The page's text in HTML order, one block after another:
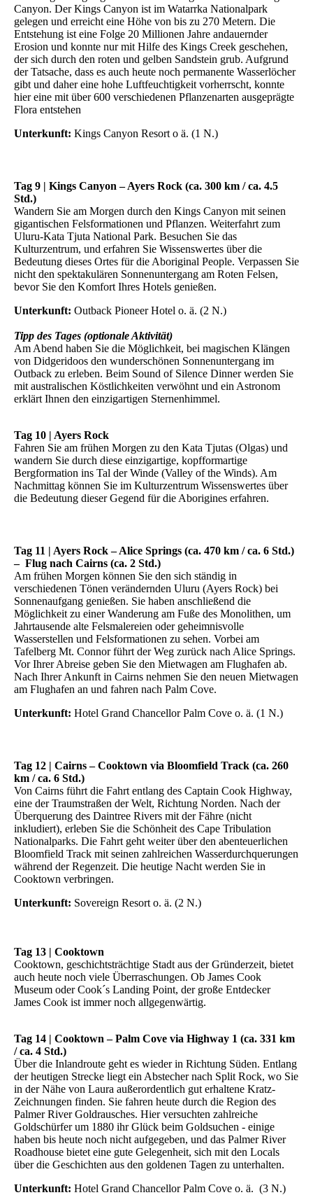
Canyon. Der Kings Canyon ist im Watarrka Nationalpark
gelegen und erreicht eine Höhe von bis zu 270 Metern. Die
Entstehung ist eine Folge 20 Millionen Jahre andauernder
Erosion und konnte nur mit Hilfe des Kings Creek geschehen,
der sich durch den roten und gelben Sandstein grub. Aufgrund
der Tatsache, dass es auch heute noch permanente Wasserlöcher
gibt und daher eine hohe Luftfeuchtigkeit vorherrscht, konnte
hier eine mit über 600 verschiedenen Pflanzenarten ausgeprägte
Flora entstehen
Unterkunft: Kings Canyon Resort o ä. (1 N.)
Tag 9 | Kings Canyon – Ayers Rock (ca. 300 km / ca. 4.5
Std.)
Wandern Sie am Morgen durch den Kings Canyon mit seinen
gigantischen Felsformationen und Pflanzen. Weiterfahrt zum
Uluru-Kata Tjuta National Park. Besuchen Sie das
Kulturzentrum, und erfahren Sie Wissenswertes über die
Bedeutung dieses Ortes für die Aboriginal People. Verpassen Sie
nicht den spektakulären Sonnenuntergang am Roten Felsen,
bevor Sie den Komfort Ihres Hotels genießen.
Unterkunft: Outback Pioneer Hotel o. ä. (2 N.)
Tipp des Tages (optionale Aktivität)
Am Abend haben Sie die Möglichkeit, bei magischen Klängen
von Didgeridoos den wunderschönen Sonnenuntergang im
Outback zu erleben. Beim Sound of Silence Dinner werden Sie
mit australischen Köstlichkeiten verwöhnt und ein Astronom
erklärt Ihnen den einzigartigen Sternenhimmel.
Tag 10 | Ayers Rock
Fahren Sie am frühen Morgen zu den Kata Tjutas (Olgas) und
wandern Sie durch diese einzigartige, kopfformartige
Bergformation ins Tal der Winde (Valley of the Winds). Am
Nachmittag können Sie im Kulturzentrum Wissenswertes über
die Bedeutung dieser Gegend für die Aborigines erfahren.
Tag 11 | Ayers Rock – Alice Springs (ca. 470 km / ca. 6 Std.)
– Flug nach Cairns (ca. 2 Std.)
Am frühen Morgen können Sie den sich ständig in
verschiedenen Tönen verändernden Uluru (Ayers Rock) bei
Sonnenaufgang genießen. Sie haben anschließend die
Möglichkeit zu einer Wanderung am Fuße des Monolithen, um
Jahrtausende alte Felsmalereien oder geheimnisvolle
Wasserstellen und Felsformationen zu sehen. Vorbei am
Tafelberg Mt. Connor führt der Weg zurück nach Alice Springs.
Vor Ihrer Abreise geben Sie den Mietwagen am Flughafen ab.
Nach Ihrer Ankunft in Cairns nehmen Sie den neuen Mietwagen
am Flughafen an und fahren nach Palm Cove.
Unterkunft: Hotel Grand Chancellor Palm Cove o. ä. (1 N.)
Tag 12 | Cairns – Cooktown via Bloomfield Track (ca. 260
km / ca. 6 Std.)
Von Cairns führt die Fahrt entlang des Captain Cook Highway,
eine der Traumstraßen der Welt, Richtung Norden. Nach der
Überquerung des Daintree Rivers mit der Fähre (nicht
inkludiert), erleben Sie die Schönheit des Cape Tribulation
Nationalparks. Die Fahrt geht weiter über den abenteuerlichen
Bloomfield Track mit seinen zahlreichen Wasserdurchquerungen
während der Regenzeit. Die heutige Nacht werden Sie in
Cooktown verbringen.
Unterkunft: Sovereign Resort o. ä. (2 N.)
Tag 13 | Cooktown
Cooktown, geschichtsträchtige Stadt aus der Gründerzeit, bietet
auch heute noch viele Überraschungen. Ob James Cook
Museum oder Cook´s Landing Point, der große Entdecker
James Cook ist immer noch allgegenwärtig.
Tag 14 | Cooktown – Palm Cove via Highway 1 (ca. 331 km
/ ca. 4 Std.)
Über die Inlandroute geht es wieder in Richtung Süden. Entlang
der heutigen Strecke liegt ein Abstecher nach Split Rock, wo Sie
in der Nähe von Laura außerordentlich gut erhaltene Kratz-
Zeichnungen finden. Sie fahren heute durch die Region des
Palmer River Goldrausches. Hier versuchten zahlreiche
Goldschürfer um 1880 ihr Glück beim Goldsuchen - einige
haben bis heute noch nicht aufgegeben, und das Palmer River
Roadhouse bietet eine gute Gelegenheit, sich mit den Locals
über die Geschichten aus den goldenen Tagen zu unterhalten.
Unterkunft: Hotel Grand Chancellor Palm Cove o. ä. (3 N.)